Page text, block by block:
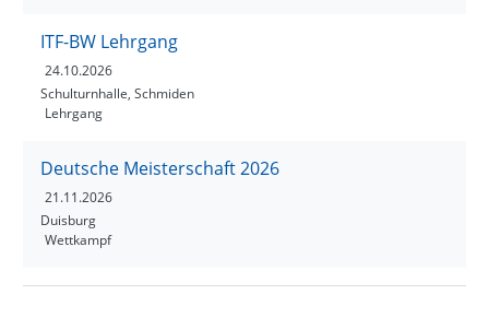
ITF-BW Lehrgang
24.10.2026
Schulturnhalle, Schmiden
Lehrgang
Deutsche Meisterschaft 2026
21.11.2026
Duisburg
Wettkampf